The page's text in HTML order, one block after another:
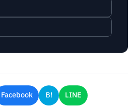
Facebook B! LINE